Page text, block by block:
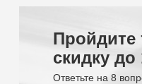
Пройдите
скидку до
Ответьте на 8